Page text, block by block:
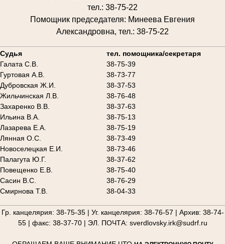
тел.: 38-75-22
Помощник председателя: Минеева Евгения
Александровна, тел.: 38-75-22
Судья
тел. помощника/секретаря
Галата С.В.
38-75-39
Гуртовая А.В.
38-73-77
Дубровская Ж.И.
38-37-53
Жильчинская Л.В.
38-76-48
Захаренко В.В.
38-37-63
Ильина В.А.
38-75-13
Лазарева Е.А.
38-75-19
Лянная О.С.
38-73-49
Новоселецкая Е.И.
38-73-46
Палагута Ю.Г.
38-37-62
Повещенко Е.В.
38-75-40
Сасин В.С.
38-76-29
Смирнова Т.В.
38-04-33
Гр. канцелярия: 38-75-35 | Уг. канцелярия: 38-76-57 | Архив: 38-74-
55 | факс: 38-37-70 | ЭЛ. ПОЧТА: sverdlovsky.irk@sudrf.ru